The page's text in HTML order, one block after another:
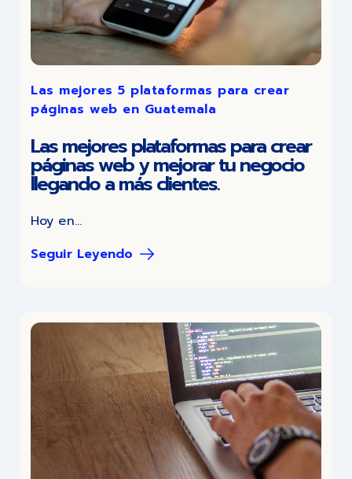
Las mejores 5 plataformas para crear
páginas web en Guatemala
Las mejores plataformas para crear
páginas web y mejorar tu negocio
llegando a más clientes.
Hoy en...
Seguir Leyendo